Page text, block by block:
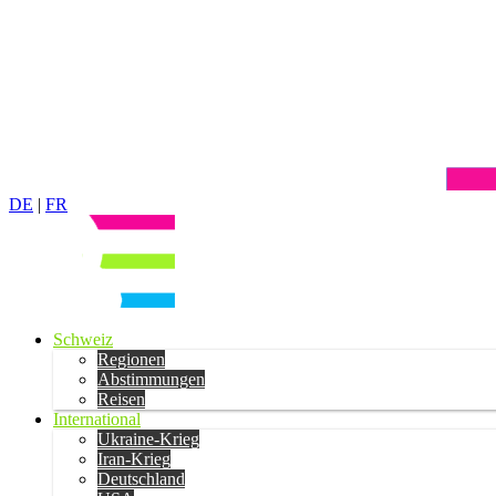
DE | FR
Schweiz
Regionen
Abstimmungen
Reisen
International
Ukraine-Krieg
Iran-Krieg
Deutschland